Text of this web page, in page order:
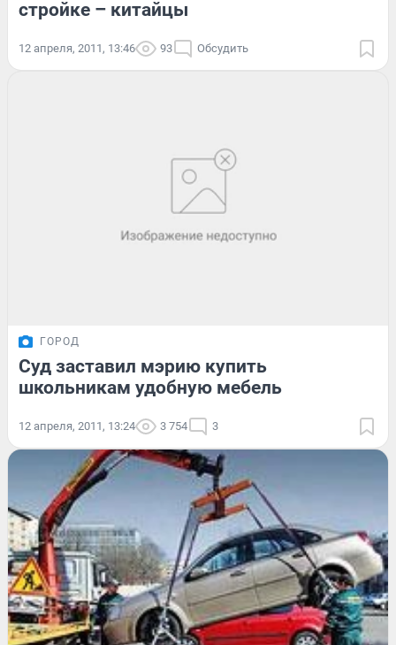
стройке – китайцы
12 апреля, 2011, 13:46 93 Обсудить
ГОРОД
Суд заставил мэрию купить
школьникам удобную мебель
12 апреля, 2011, 13:24 3 754 3